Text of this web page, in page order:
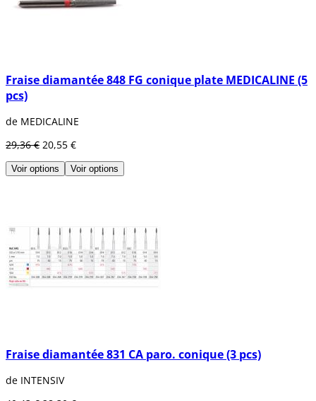
Fraise diamantée 848 FG conique plate MEDICALINE (5
pcs)
de MEDICALINE
29,36 € 20,55 €
Voir options Voir options
Fraise diamantée 831 CA paro. conique (3 pcs)
de INTENSIV